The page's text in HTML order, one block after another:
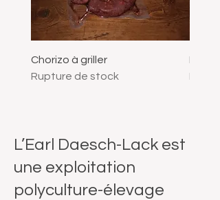
Chorizo à griller
Rupture de stock
L’Earl Daesch-Lack est
une exploitation
polyculture-élevage